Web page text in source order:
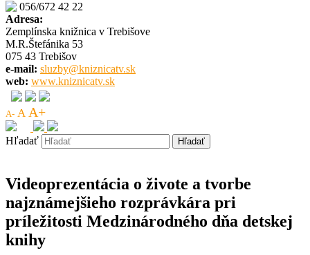
056/672 42 22
Adresa:
Zemplínska knižnica v Trebišove
M.R.Štefánika 53
075 43 Trebišov
e-mail: sluzby@kniznicatv.sk
web: www.kniznicatv.sk
A- A A+
Hľadať
Videoprezentácia o živote a tvorbe
najznámejšieho rozprávkára pri
príležitosti Medzinárodného dňa detskej
knihy